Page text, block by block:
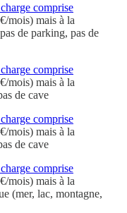
comprise
mois) mais à la
de parking, pas de
comprise
mois) mais à la
de cave
comprise
mois) mais à la
de cave
comprise
mois) mais à la
(mer, lac, montagne,